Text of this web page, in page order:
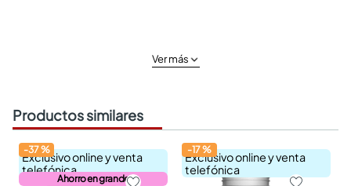
Ver más
Productos similares
Exclusivo online y venta
telefónica
Ahorro en grande
-37%
Exclusivo online y venta
telefónica
-17%